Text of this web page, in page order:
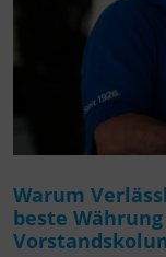
Warum
beste